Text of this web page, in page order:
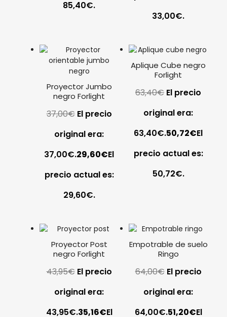
85,40€.
33,00€.
Proyector Jumbo
negro Forlight
37,00€ El precio
original era:
37,00€.29,60€El
precio actual es:
29,60€.
Aplique Cube negro
Forlight
63,40€ El precio
original era:
63,40€.50,72€El
precio actual es:
50,72€.
Proyector Post
negro Forlight
43,95€ El precio
original era:
43,95€.35,16€El
Empotrable de suelo
Ringo
64,00€ El precio
original era:
64,00€.51,20€El